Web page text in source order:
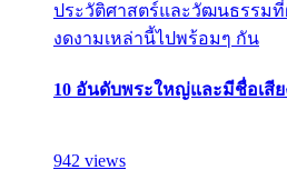
ประวัติศาสตร์และวัฒนธรรมที่
งดงามเหล่านี้ไปพร้อมๆ กัน
10 อันดับพระใหญ่และมีชื่อเสี
942 views